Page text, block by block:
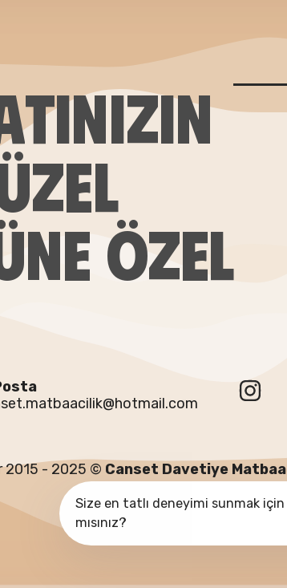
ÖZEL
2015 - 2025 © Canset Davetiye
Size en tatlı deneyimi sunmak
mısınız?